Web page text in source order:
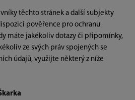
těchto stránek a další subjekty
pověřence pro ochranu
máte jakékoliv dotazy či připomínky,
ze svých práv spojených se
údajů, využijte některý z níže